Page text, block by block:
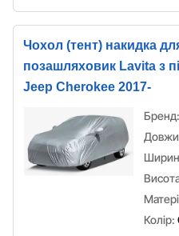
Чохол (тент) накидка
позашляховик Lavita з
Jeep Cherokee 2017-
Бренд:
Колір: